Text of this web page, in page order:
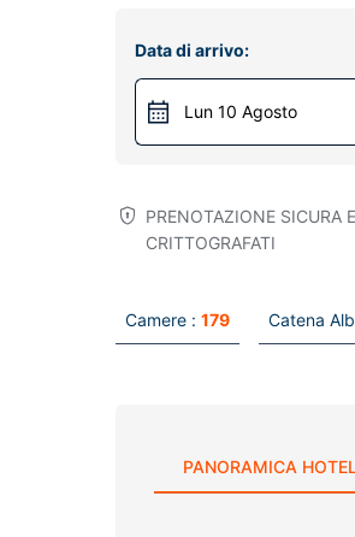
Data di arrivo:
Lun 10 Agosto
PRENOTAZIONE SICURA
CRITTOGRAFATI
Camere : 179 Catena
PANORAMICA HOTEL